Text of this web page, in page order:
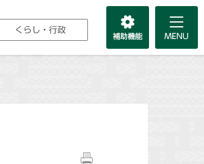
くらし・行政